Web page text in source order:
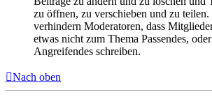
zu öffnen, zu verschieben und zu
verhindern Moderatoren, dass
etwas nicht zum Thema Passendes,
Angreifendes schreiben.
Nach oben